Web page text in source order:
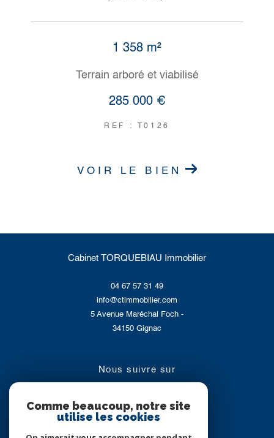
1 358 m²
Terrain arboré et viabilisé
285 000 €
REF : T0126
VOIR LE BIEN
Cabinet TORQUEBIAU Immobilier
04 67 57 31 49
info@ctimmobilier.com
5 Avenue Maréchal Foch -
34150
Gignac
nous suivre sur
Comme beaucoup, notre site
utilise les cookies